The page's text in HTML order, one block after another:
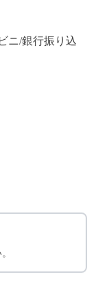
ニ/銀行振り込